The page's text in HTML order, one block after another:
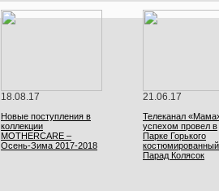
18.08.17
Новые поступления в
коллекции
MOTHERCARE –
Осень-Зима 2017-2018
21.06.17
Телеканал
успехом провел в
Парке Горького
костюмированный
Парад Колясок